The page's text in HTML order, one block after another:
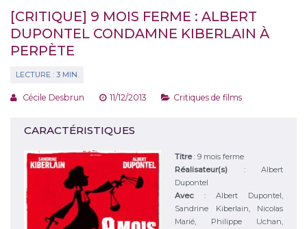
[CRITIQUE] 9 MOIS FERME : ALBERT
DUPONTEL CONDAMNE KIBERLAIN À
PERPÈTE
Cécile Desbrun 11/12/2013 Critiques de films
CARACTÉRISTIQUES
Titre: 9 mois ferme
Réalisateur(s) : Albert
Dupontel
Avec : Albert Dupontel,
Sandrine Kiberlain, Nicolas
Marié, Philippe Uchan,